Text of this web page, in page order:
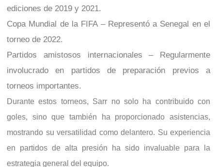
ediciones de 2019 y 2021.
Copa Mundial de la FIFA – Representó a Senegal en el
torneo de 2022.
Partidos amistosos internacionales – Regularmente
involucrado en partidos de preparación previos a
torneos importantes.
Durante estos torneos, Sarr no solo ha contribuido con
goles, sino que también ha proporcionado asistencias,
mostrando su versatilidad como delantero. Su experiencia
en partidos de alta presión ha sido invaluable para la
estrategia general del equipo.